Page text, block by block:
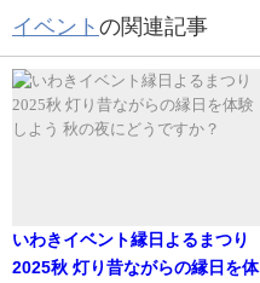
イベント の関連記事
いわきイベント縁日よるまつり
2025秋 灯り昔ながらの縁日を体